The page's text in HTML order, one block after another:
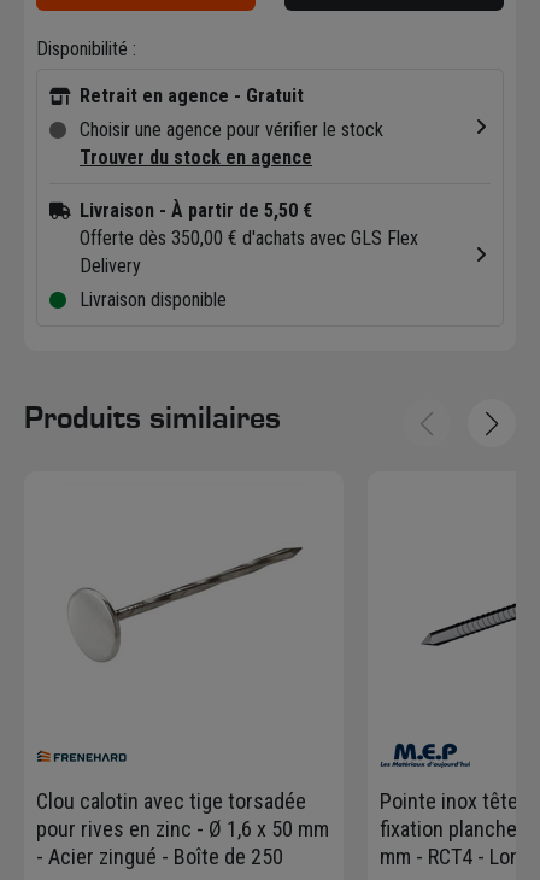
Disponibilité :
Retrait en agence - Gratuit
Choisir une agence pour vérifier le stock
Trouver du stock en agence
Livraison - À partir de 5,50 €
Offerte dès 350,00 € d'achats avec GLS Flex
Delivery
Livraison disponible
Produits similaires
Clou calotin avec tige torsadée
pour rives en zinc - Ø 1,6 x 50 mm
- Acier zingué - Boîte de 250
Pointe inox tête
fixation planche
mm - RCT4 -